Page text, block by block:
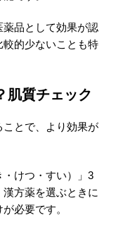
品として効果が認
的少ないことも特
肌質チェック
とで、より効果が
けつ・すい）」3
方薬を選ぶときに
必要です。